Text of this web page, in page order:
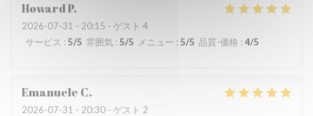
HowardP
2026-07-31 - 20:15 - ゲスト 4
サービス : 5/5 雰囲気 : 5/5 メニュー : 5/5 品質-価格 : 4/5
Emanuele C
2026-07-31 - 20:30 - ゲスト 2